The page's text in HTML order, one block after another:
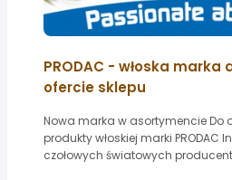
PRODAC - włoska
ofercie sklepu
Nowa marka w asortymencie Do
produkty włoskiej marki
czołowych światowych